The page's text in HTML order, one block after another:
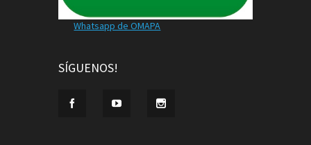
Whatsapp de OMAPA
SÍGUENOS!